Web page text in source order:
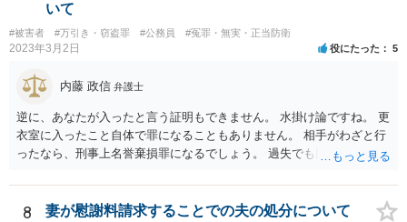
いて
#被害者 #万引き・窃盗罪 #公務員 #冤罪・無実・正当防衛
2023年3月2日 役にたった 5
内藤 政信 弁護士
逆に、あなたが入ったと言う証明もできません。 水掛け論ですね。 更
衣室に入ったこと自体で罪になることもありません。 相手がわざと行
ったなら、刑事上名誉棄損罪になるでしょう。 過失でも民事では、慰
8 妻が慰謝料請求することでの夫の処分について